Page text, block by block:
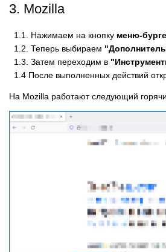
3. Mozilla
1.1. Нажимаем на кнопку меню-
1.2. Теперь выбираем
1.3. Затем переходим в
1.4 После выполненных действий
На Mozilla работают следующий